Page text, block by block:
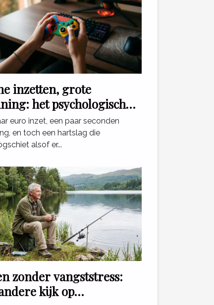
inzetten, grote
het psychologisch
van mini games
euro inzet, een paar seconden
en toch een hartslag die
alsof er...
zonder vangststress:
kijk op